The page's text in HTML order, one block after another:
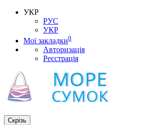
УКР
РУС
УКР
Мої закладки0
Авторизація
Реєстрація
Скрізь